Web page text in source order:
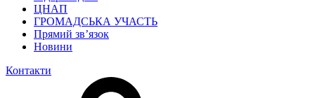
ЦНАП
ГРОМАДСЬКА УЧАСТЬ
Прямий зв’язок
Новини
Контакти